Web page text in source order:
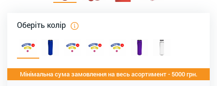
Оберіть колір
Мінімальна сума замовлення на весь асортимент - 5000 грн.